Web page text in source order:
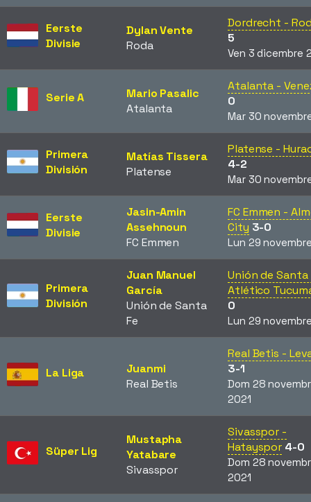
Eerste
Divisie
Dylan Vente
Roda
Dordrecht -
5
Ven 3 dicembre
Serie A
Mario Pasalic
Atalanta
Atalanta -
0
Mar 30
Primera
División
Matías Tissera
Platense
Platense -
4-2
Mar 30
Eerste
Divisie
Jasin-Amin
Assehnoun
FC Emmen
FC Emmen -
City 3-0
Lun 29
Primera
División
Juan Manuel
García
Unión de Santa
Fe
Unión de Santa
Atlético
0
Lun 29
La Liga
Juanmi
Real Betis
Real Betis -
3-1
Dom 28
2021
Süper Lig
Mustapha
Yatabare
Sivasspor
Sivasspor -
Hatayspor 4-0
Dom 28
2021